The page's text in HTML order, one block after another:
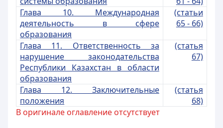
Глава 10. Международная
деятельность в сфере
образования
(статьи
65 - 66)
Глава 11. Ответственность за
нарушение законодательства
Республики Казахстан в области
образования
(статья
67)
Глава 12. Заключительные
положения
(статья
68)
В оригинале оглавление отсутствует